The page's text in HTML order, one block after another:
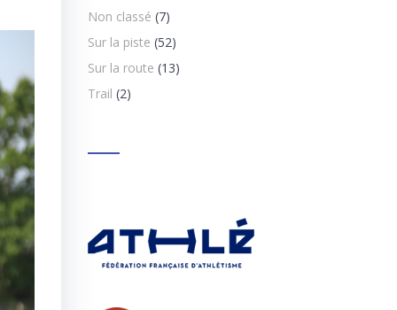
Non classé (7)
Sur la piste (52)
Sur la route (13)
Trail (2)